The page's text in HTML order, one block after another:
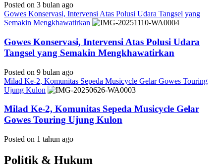
Posted on 3 bulan ago
Gowes Konservasi, Intervensi Atas Polusi Udara Tangsel yang
Semakin Mengkhawatirkan
Gowes Konservasi, Intervensi Atas Polusi Udara
Tangsel yang Semakin Mengkhawatirkan
Posted on 9 bulan ago
Milad Ke-2, Komunitas Sepeda Musicycle Gelar Gowes Touring
Ujung Kulon
Milad Ke-2, Komunitas Sepeda Musicycle Gelar
Gowes Touring Ujung Kulon
Posted on 1 tahun ago
Politik & Hukum